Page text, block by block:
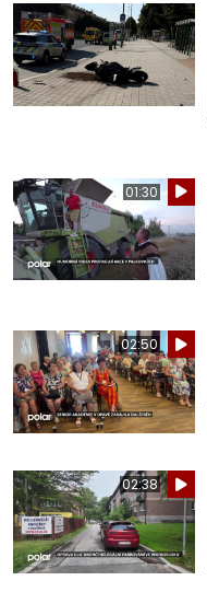
01:30
02:50
02:38